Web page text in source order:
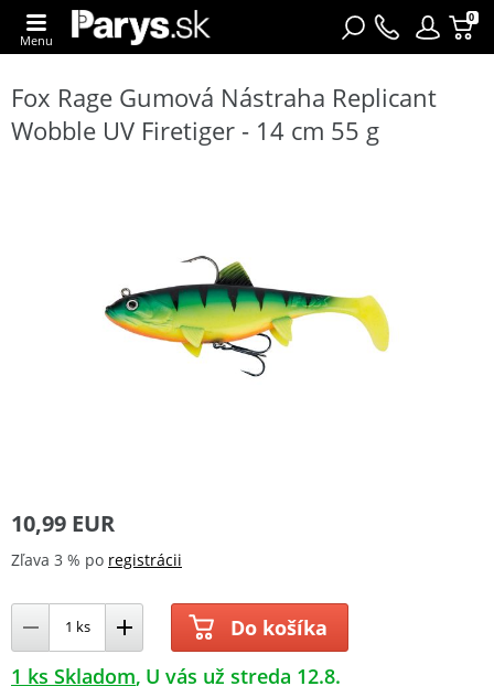
0
Menu
Fox Rage Gumová Nástraha Replicant
Wobble UV Firetiger - 14 cm 55 g
10,99 EUR
Zľava 3 % po registrácii
Do košíka
1 ks Skladom U vás už streda 12.8.